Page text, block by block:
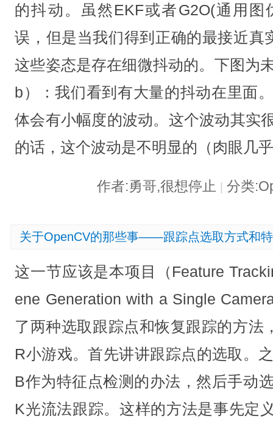
的抖动。虽然EKF或者G2O(通用
误，但是当我们得到正确的最接近真
这些姿态是存在细微抖动的。下图为
b）：我们看到有大量的抖动在里面
体会有小幅度的波动。这个波动其实
的话，这个波动是不明显的（肉眼几
作者:勇哥,很想停止 分类
关于OpenCV的那些事——跟踪点选取方式和
这一节应该是本项目（Feature
ene Generation with a Single
了两种选取跟踪点和恢复跟踪的方法
R小游戏。首先讲讲跟踪点的选取。
B作为特征点检测的办法，然后手动
K光流法跟踪。这样的方法是事先定